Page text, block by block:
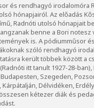
és rendhagyó irodalomóra
hónapjairól. Az előadás
Radnóti utolsó hónapjait
benne a Bori notesz
is. A pódiumműsor
szóló rendhagyó
került többek között a
itt tanult 1927-28-ban),
Szegeden,
Délvidéken,
kétezer diák és